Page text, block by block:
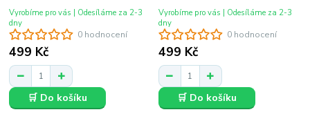
0 hodnocení
499 Kč
Vyrobíme pro vás | Odesíláme za 2-3
dny
🛒 Do košíku
0 hodnocení
499 Kč
Vyrobíme pro vás | Odesíláme za 2-3
dny
🛒 Do košíku